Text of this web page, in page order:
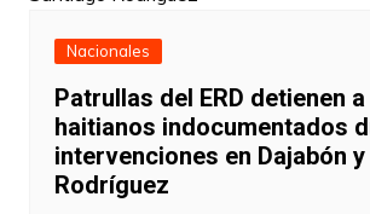
Nacionales
Patrullas del ERD detienen
haitianos indocumentados
intervenciones en Dajabón
Rodríguez